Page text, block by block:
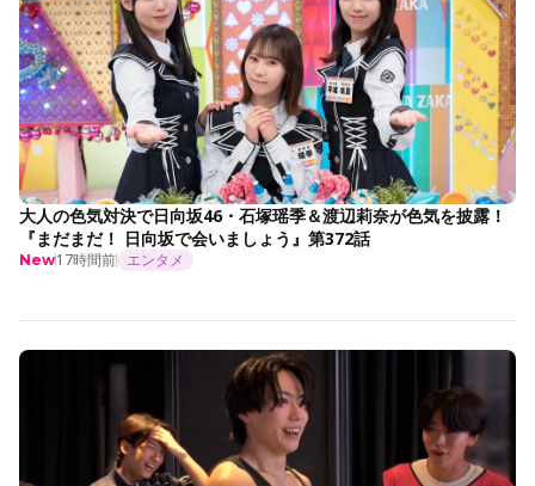
大人の色気対決で日向坂46・石塚瑶季＆渡辺莉奈が色気を披露！
『まだまだ！ 日向坂で会いましょう』第372話
New17時間前 エンタメ